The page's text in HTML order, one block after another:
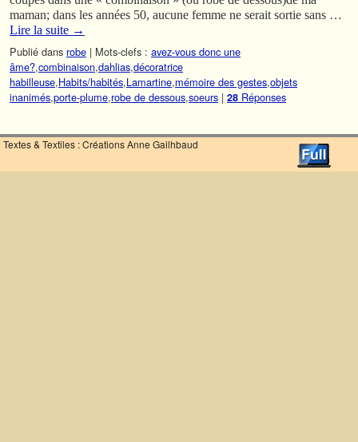
maman; dans les années 50, aucune femme ne serait sortie sans …
Lire la suite →
Publié dans robe | Mots-clefs : avez-vous donc une
âme?,combinaison,dahlias,décoratrice
habilleuse,Habits/habités,Lamartine,mémoire des gestes,objets
inanimés,porte-plume,robe de dessous,soeurs | 28 Réponses
Textes & Textiles : Créations Anne Gailhbaud